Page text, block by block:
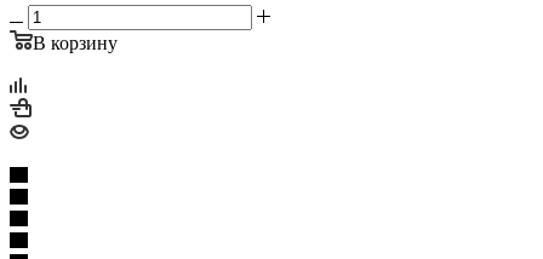
В корзину